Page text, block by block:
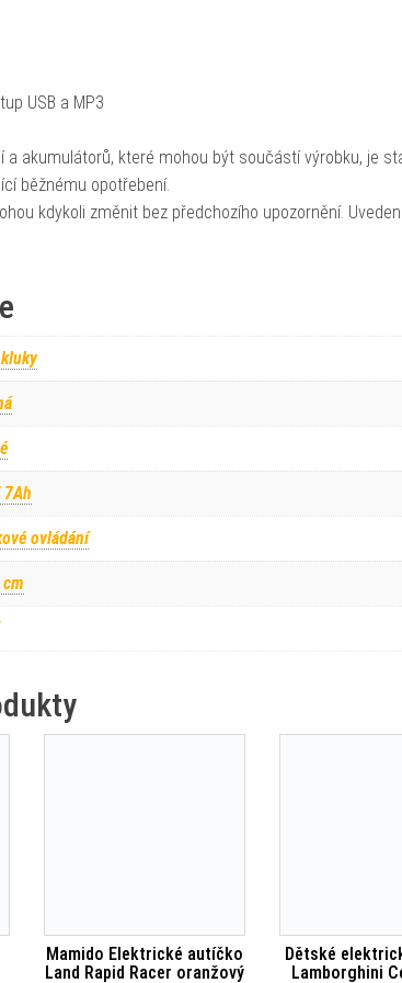
USB a MP3
a akumulátorů, které mohou být součástí výrobku, je
běžnému opotřebení.
kdykoli změnit bez předchozího upozornění.
7Ah
ovládání
Mamido Elektrické autíčko
Land Rapid Racer oranžový
Dětské
Lamborghini